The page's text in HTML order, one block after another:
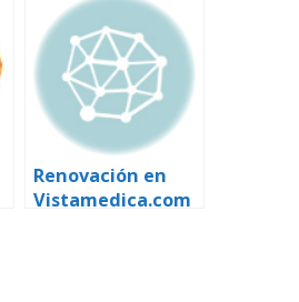
Renovación en
Vistamedica.com